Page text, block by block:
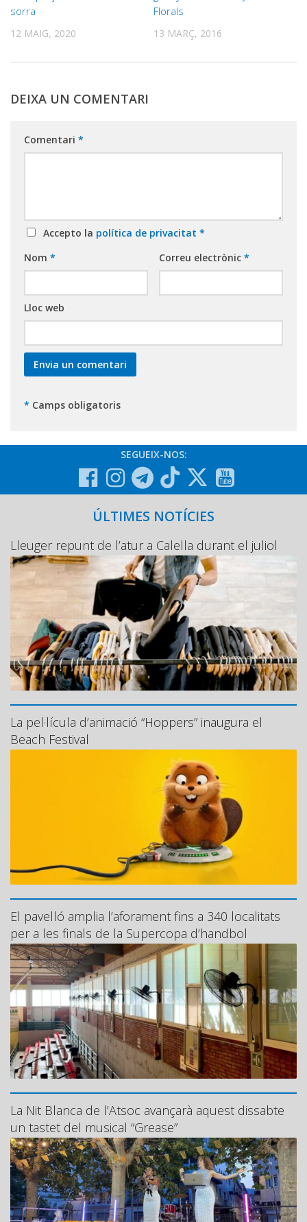
sorra
12 MAIG, 2020
Florals
13 MARÇ, 2016
DEIXA UN COMENTARI
Comentari *
Accepto la política de privacitat *
Nom * Correu electrònic *
Lloc web
* Camps obligatoris
SEGUEIX-NOS:
ÚLTIMES NOTÍCIES
Lleuger repunt de l’atur a Calella durant el juliol
La pel·lícula d’animació “Hoppers” inaugura el
Beach Festival
El pavelló amplia l’aforament fins a 340 localitats
per a les finals de la Supercopa d’handbol
La Nit Blanca de l’Atsoc avançarà aquest dissabte
un tastet del musical “Grease”